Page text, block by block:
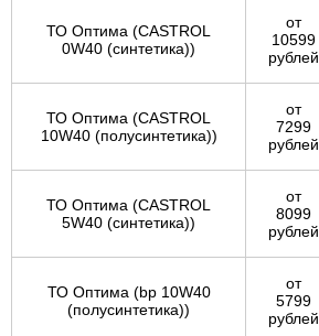
ТО Оптима (CASTROL
0W40 (синтетика))
от
10599
рублей
ТО Оптима (CASTROL
10W40 (полусинтетика))
от
7299
рублей
ТО Оптима (CASTROL
5W40 (синтетика))
от
8099
рублей
ТО Оптима (bp 10W40
(полусинтетика))
от
5799
рублей